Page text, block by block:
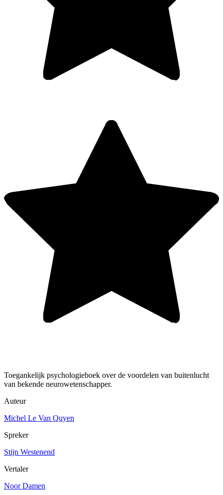
Toegankelijk psychologieboek over de voordelen van buitenlucht
van bekende neurowetenschapper.
Auteur
Michel Le Van Quyen
Spreker
Stijn Westenend
Vertaler
Noor Damen